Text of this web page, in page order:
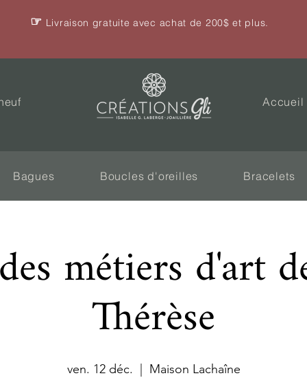
☞ Livraison gratuite avec achat de 200$ et plus.
Accueil
Bagues Boucles d'oreilles Bracelets
métiers d'art
Thérèse
ven. 12 déc. Maison Lachaîne